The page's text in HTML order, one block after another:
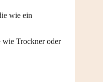
wie ein
wie Trockner oder